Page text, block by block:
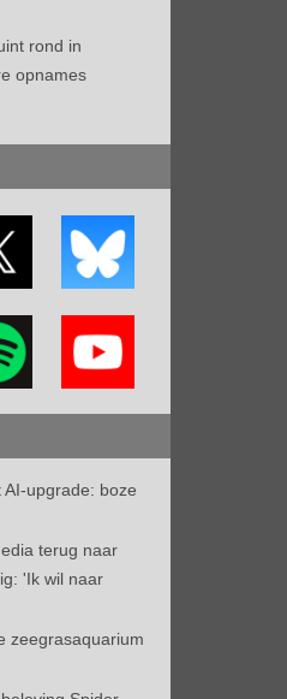
rond in
opnames
upgrade: boze
terug naar
'Ik wil naar
zeegrasaquarium